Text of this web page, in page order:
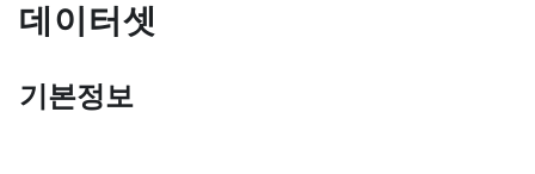
데이터셋
기본정보